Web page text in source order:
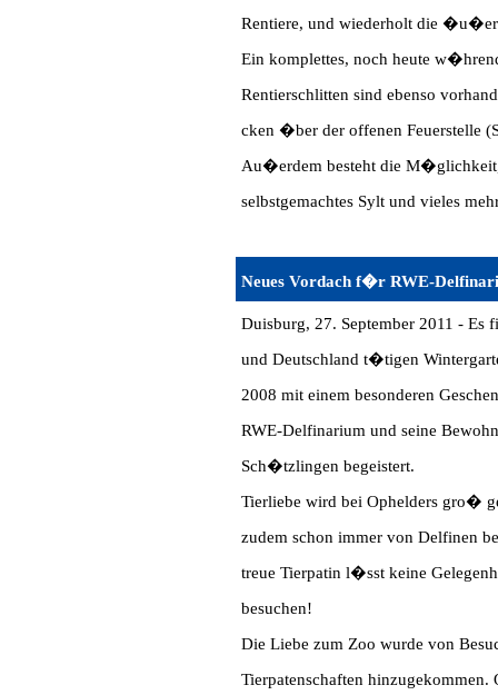
Rentiere, und wiederholt die
Ein komplettes, noch heute
Rentierschlitten sind ebenso
cken �ber der offenen Feuerstelle
Au�erdem besteht die
selbstgemachtes Sylt und vieles
Neues Vordach f�r RWE-
Duisburg, 27. September 2011 - Es
und Deutschland t�tigen
2008 mit einem besonderen
RWE-Delfinarium und seine
Sch�tzlingen begeistert.
Tierliebe wird bei Ophelders gro�
zudem schon immer von Delfinen
treue Tierpatin l�sst keine
besuchen!
Die Liebe zum Zoo wurde von
Tierpatenschaften